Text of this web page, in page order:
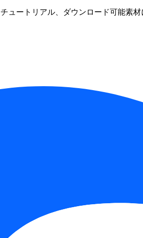
ュートリアル、ダウンロード可能素